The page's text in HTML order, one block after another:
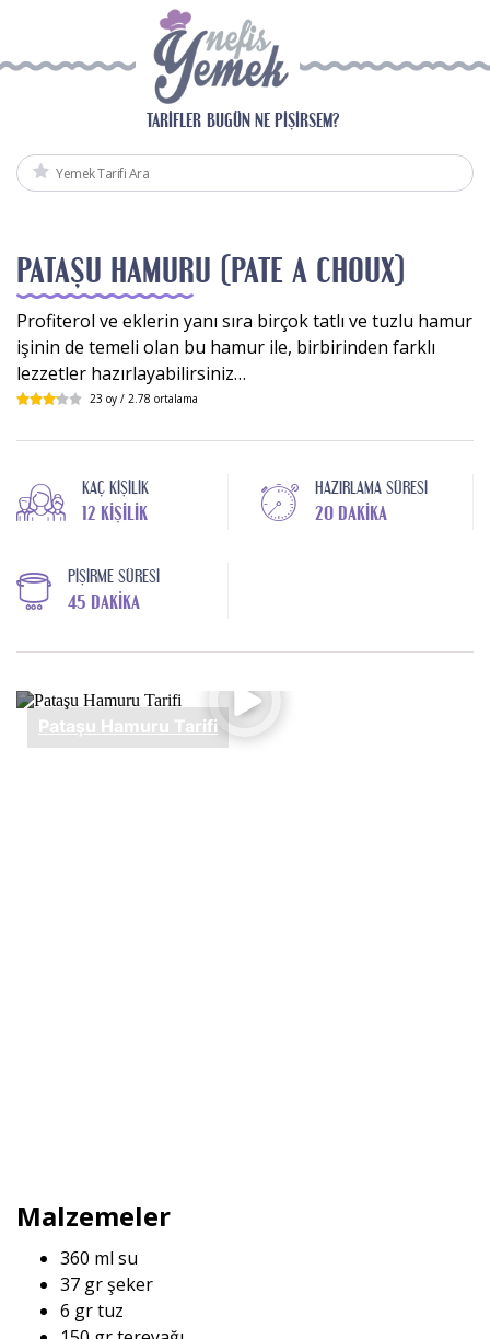
TARIFLER BUGÜN NE PIŞIRSEM?
PATAŞU HAMURU (PATE A CHOUX)
Profiterol ve eklerin yanı sıra birçok tatlı ve tuzlu hamur
işinin de temeli olan bu hamur ile, birbirinden farklı
lezzetler hazırlayabilirsiniz…
23 oy / 2.78 ortalama
KAÇ KIŞILIK
12 KIŞILIK
HAZIRLAMA SÜRESI
20 DAKIKA
PIŞIRME SÜRESI
45 DAKIKA
Malzemeler
360 ml su
37 gr şeker
6 gr tuz